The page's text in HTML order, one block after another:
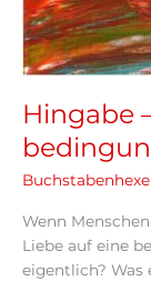
Hingabe
Buchstabenhexe
Wenn
Liebe auf eine
eigentlich? Was